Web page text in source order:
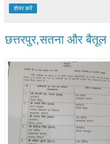
शेयर करें
छत्तरपुर,सतना और